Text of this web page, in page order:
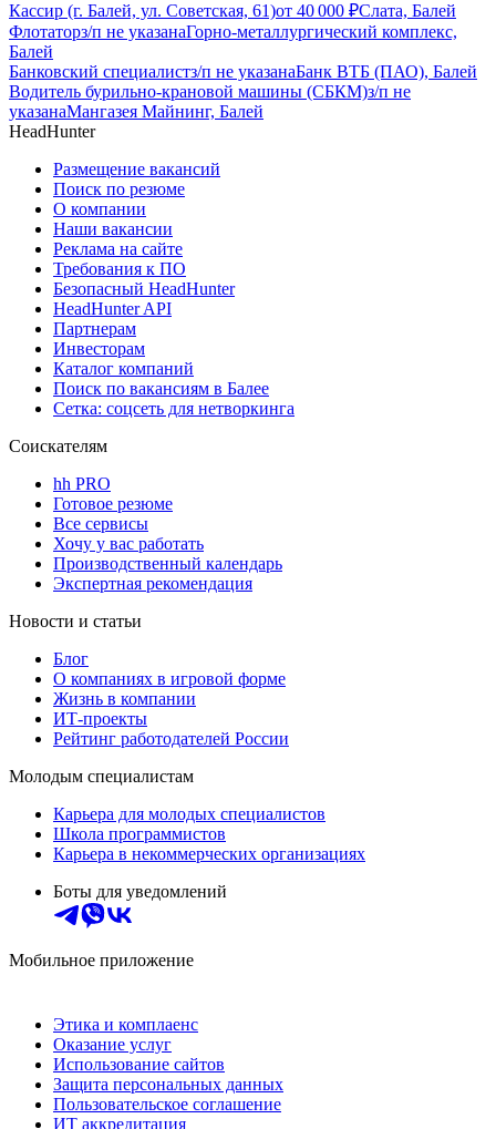
Кассир (г. Балей, ул. Советская, 61)от 40 000 ₽Слата, Балей
Флотаторз/п не указанаГорно-металлургический комплекс,
Балей
Банковский специалистз/п не указанаБанк ВТБ (ПАО), Балей
Водитель бурильно-крановой машины (СБКМ)з/п не
указанаМангазея Майнинг, Балей
HeadHunter
Размещение вакансий
Поиск по резюме
О компании
Наши вакансии
Реклама на сайте
Требования к ПО
Безопасный HeadHunter
HeadHunter API
Партнерам
Инвесторам
Каталог компаний
Поиск по вакансиям в Балее
Сетка: соцсеть для нетворкинга
Соискателям
hh PRO
Готовое резюме
Все сервисы
Хочу у вас работать
Производственный календарь
Экспертная рекомендация
Новости и статьи
Блог
О компаниях в игровой форме
Жизнь в компании
ИТ-проекты
Рейтинг работодателей России
Молодым специалистам
Карьера для молодых специалистов
Школа программистов
Карьера в некоммерческих организациях
Боты для уведомлений
Мобильное приложение
Этика и комплаенс
Оказание услуг
Использование сайтов
Защита персональных данных
Пользовательское соглашение
ИТ аккредитация